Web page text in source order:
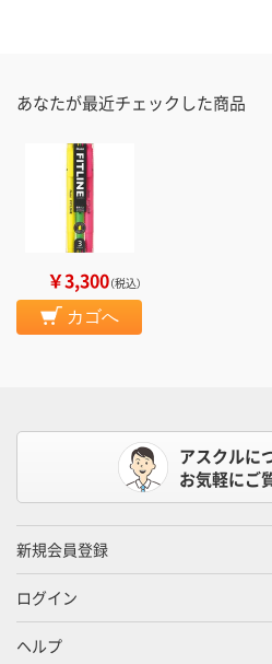
あなたが最近チェックした商品
￥3,300（税込）
カゴへ
アスクルに
お気軽にご
新規会員登録
ログイン
ヘルプ